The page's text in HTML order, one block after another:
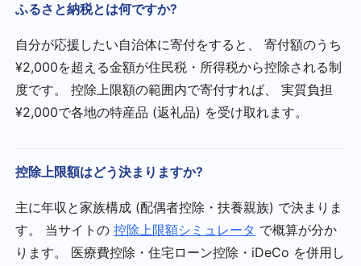
ふるさと納税とは何ですか?
自分が応援したい自治体に寄付をすると、 寄付額のうち
¥2,000を超える金額が住民税・所得税から控除される制
度です。 控除上限額の範囲内で寄付すれば、 実質負担
¥2,000で各地の特産品 (返礼品) を受け取れます。
控除上限額はどう決まりますか?
主に年収と家族構成 (配偶者控除・扶養親族) で決まりま
す。 当サイトの控除上限額シミュレータ で概算が分か
ります。 医療費控除・住宅ローン控除・iDeCo を併用し